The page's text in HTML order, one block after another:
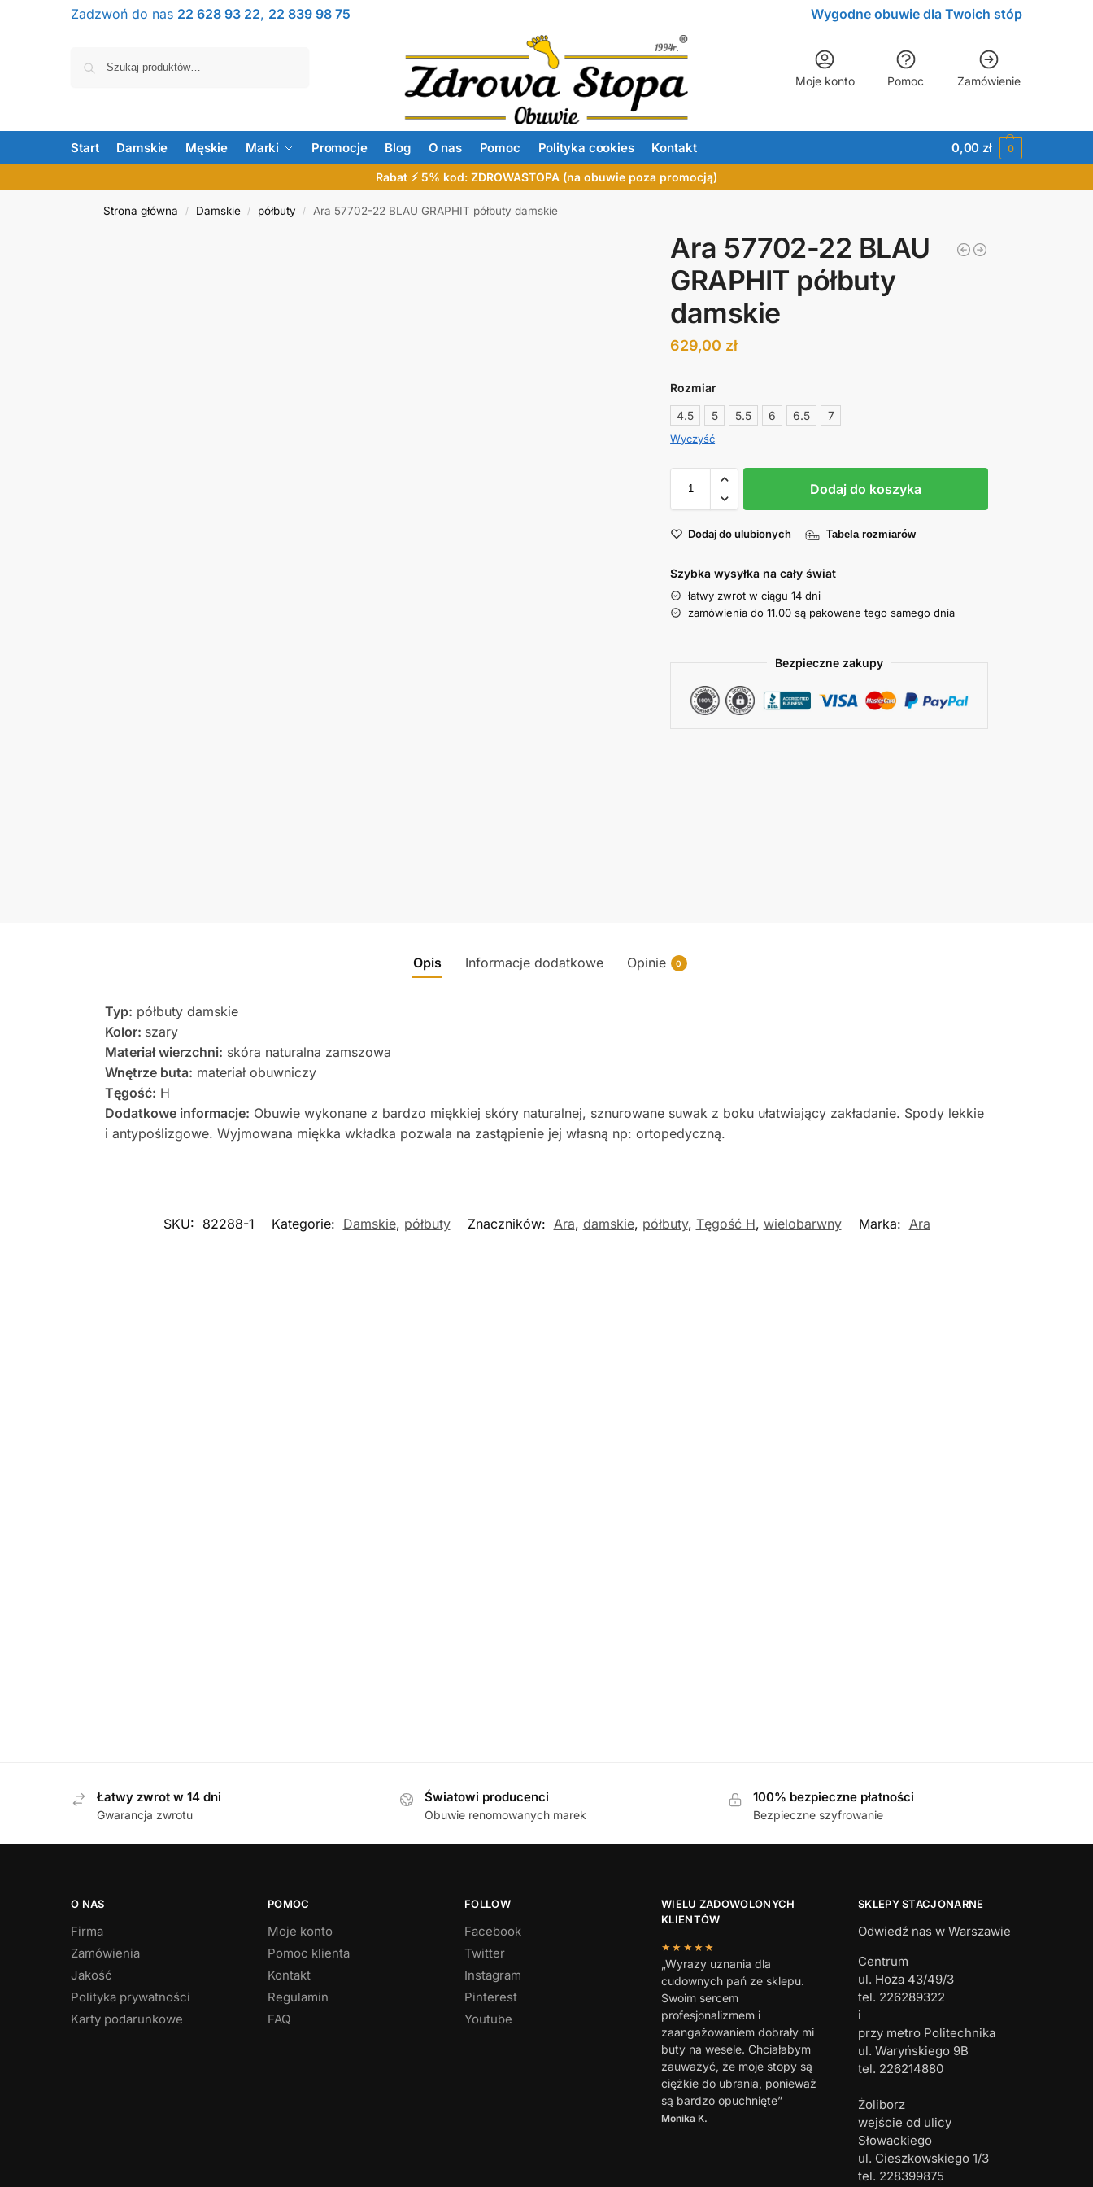
Zadzwoń do nas 22 628 93 22, 22 839 98 75 Wygodne obuwie dla Twoich stóp
Moje konto Pomoc Zamówienie
Start Damskie Męskie Marki Promocje Blog O nas Pomoc Polityka cookies Kontakt 0,00zł 0
Rabat ⚡ 5% kod: ZDROWASTOPA (na obuwie poza promocją)
Strona główna / Damskie / półbuty / Ara 57702-22 BLAU GRAPHIT półbuty damskie
Ara 57702-22 BLAU
GRAPHIT półbuty
damskie
629,00 zł
Rozmiar
4.5
5 5.5 6 6.5 7
Wyczyść
Dodaj do koszyka
Dodaj do ulubionych Tabela rozmiarów
Szybka wysyłka na cały świat
łatwy zwrot w ciągu 14 dni
zamówienia do 11.00 są pakowane tego samego dnia
Bezpieczne zakupy
Opis Informacje dodatkowe Opinie 0
Typ: półbuty damskie
Kolor: szary
Materiał wierzchni: skóra naturalna zamszowa
Wnętrze buta: materiał obuwniczy
Tęgość: H
Dodatkowe informacje: Obuwie wykonane z bardzo miękkiej skóry naturalnej, sznurowane suwak z boku ułatwiający zakładanie. Spody lekkie
i antypoślizgowe. Wyjmowana miękka wkładka pozwala na zastąpienie jej własną np: ortopedyczną.
SKU: 82288-1 Kategorie: Damskie, półbuty Znaczników: Ara, damskie, półbuty, Tęgość H, wielobarwny Marka: Ara
Łatwy zwrot w 14 dni
Gwarancja zwrotu
Światowi producenci
Obuwie renomowanych marek
100% bezpieczne płatności
Bezpieczne szyfrowanie
O NAS
Firma
Zamówienia
Jakość
Polityka prywatności
Karty podarunkowe
POMOC
Moje konto
Pomoc klienta
Kontakt
Regulamin
FAQ
FOLLOW
Facebook
Twitter
Instagram
Pinterest
Youtube
WIELU ZADOWOLONYCH
KLIENTÓW
★★★★★
„Wyrazy uznania dla
cudownych pań ze sklepu.
Swoim sercem
profesjonalizmem i
zaangażowaniem dobrały mi
buty na wesele. Chciałabym
zauważyć, że moje stopy są
ciężkie do ubrania, ponieważ
są bardzo opuchnięte”
Monika K.
SKLEPY STACJONARNE
Odwiedź nas w Warszawie
Centrum
ul. Hoża 43/49/3
tel. 226289322
i
przy metro Politechnika
ul. Waryńskiego 9B
tel. 226214880
Żoliborz
wejście od ulicy
Słowackiego
ul. Cieszkowskiego 1/3
tel. 228399875